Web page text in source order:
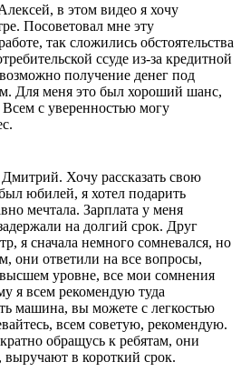
в этом видео я хочу
Посоветовал мне эту
так сложились обстоятельства
ссуде из-за кредитной
получение денег под
Для меня это был хороший шанс,
с уверенностью могу
Дмитрий. Хочу рассказать свою
юбилей, я хотел подарить
мечтала. Зарплата у меня
на долгий срок. Друг
я сначала немного сомневался, но
они ответили на все вопросы,
уровне, все мои сомнения
я всем рекомендую туда
машина, вы можете с легкостью
всем советую, рекомендую.
обращусь к ребятам, они
выручают в короткий срок.